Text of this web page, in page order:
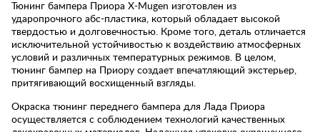
Тюнинг бампера Приора X-Mugen изготовлен из
ударопрочного абс-пластика, который обладает высокой
твердостью и долговечностью. Кроме того, деталь отличается
исключительной устойчивостью к воздействию атмосферных
условий и различных температурных режимов. В целом,
тюнинг бампер на Приору создает впечатляющий экстерьер,
притягивающий восхищенный взгляды.
Окраска тюнинг переднего бампера для Лада Приора
осуществляется с соблюдением технологий качественных